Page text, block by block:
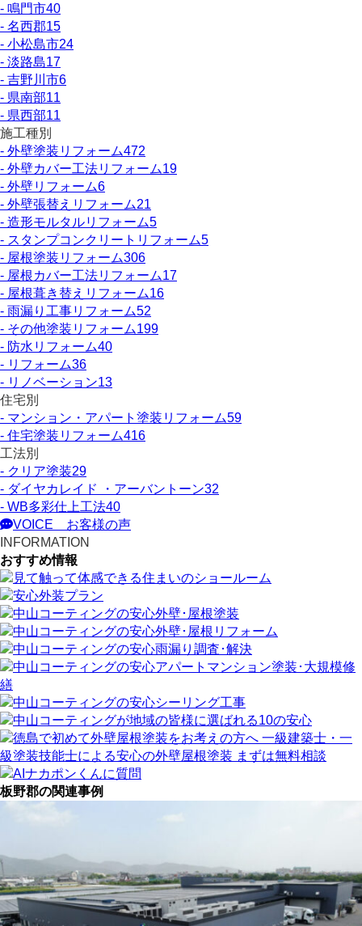
- 鳴門市40
- 名西郡15
- 小松島市24
- 淡路島17
- 吉野川市6
- 県南部11
- 県西部11
施工種別
- 外壁塗装リフォーム472
- 外壁カバー工法リフォーム19
- 外壁リフォーム6
- 外壁張替えリフォーム21
- 造形モルタルリフォーム5
- スタンプコンクリートリフォーム5
- 屋根塗装リフォーム306
- 屋根カバー工法リフォーム17
- 屋根葺き替えリフォーム16
- 雨漏り工事リフォーム52
- その他塗装リフォーム199
- 防水リフォーム40
- リフォーム36
- リノベーション13
住宅別
- マンション・アパート塗装リフォーム59
- 住宅塗装リフォーム416
工法別
- クリア塗装29
- ダイヤカレイド ・アーバントーン32
- WB多彩仕上工法40
VOICE
お客様の声
INFORMATION
おすすめ情報
板野郡の関連事例